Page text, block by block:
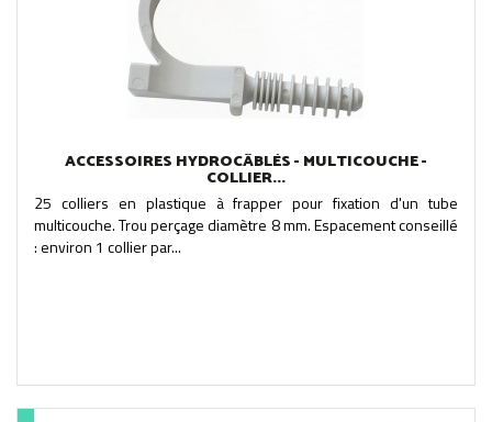
ACCESSOIRES HYDROCÂBLÉS - MULTICOUCHE -
COLLIER...
25 colliers en plastique à frapper pour fixation d'un tube
multicouche. Trou perçage diamètre 8 mm. Espacement conseillé
: environ 1 collier par...